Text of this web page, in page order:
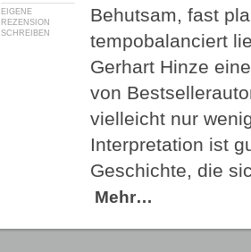
EIGENE
REZENSION
SCHREIBEN
Behutsam, fast
tempobalanciert
Gerhart Hinze
von
vielleicht nur
Interpretation ist
Geschichte, die
Mehr…